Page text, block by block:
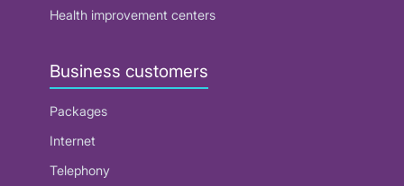
Health improvement centers
Business customers
Packages
Internet
Telephony